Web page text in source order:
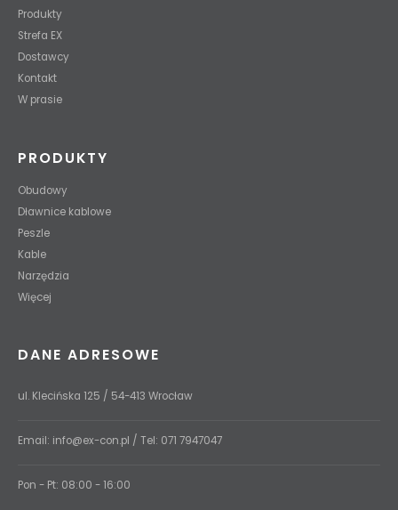
Produkty
Strefa EX
Dostawcy
Kontakt
W prasie
PRODUKTY
Obudowy
Dławnice kablowe
Peszle
Kable
Narzędzia
Więcej
DANE ADRESOWE
ul. Klecińska 125 / 54-413 Wrocław
Email: info@ex-con.pl / Tel: 071 7947047
Pon - Pt: 08:00 - 16:00